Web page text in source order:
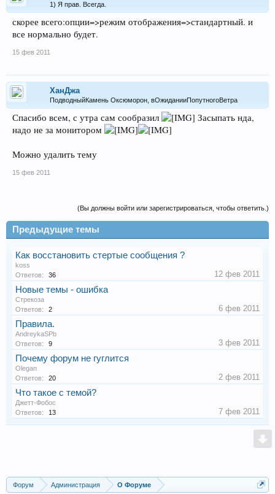
1) Я прав. Всегда.
скорее всего:опции=>режим отображения=>стандартный. и
все нормально будет.
15 фев 2011
ХанДжа
ПодводныйКамень Оксюморон, вОжиданииПопутногоВетра
Спасибо всем, с утра сам сообразил
Засыпать нда,
надо не за монитором
Можно удалить тему
15 фев 2011
(Вы должны войти или зарегистрироваться, чтобы ответить.)
Предыдущие темы
Как восстановить стертые сообщения ?
koss
Ответов:
36 12 фев 2011
Новые темы - ошибка
Стрекоза
Ответов:
2 6 фев 2011
Правила.
AndreykaSPb
Ответов:
9 3 фев 2011
Почему форум не гуглится
Olegan
Ответов:
20 2 фев 2011
Что такое с темой?
Джетт-Фобос
Ответов:
13 7 фев 2011
Форум Администрация О Форуме